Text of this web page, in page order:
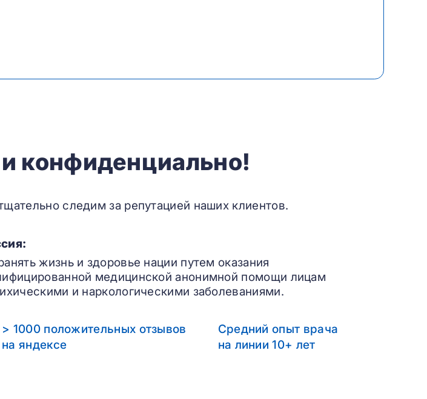
конфиденциально!
следим за репутацией наших клиентов.
жизнь и здоровье нации путем оказания
медицинской анонимной помощи лицам
и наркологическими заболеваниями.
> 1000 положительных отзывов
на яндексе
Средний опыт врача
на линии 10+ лет